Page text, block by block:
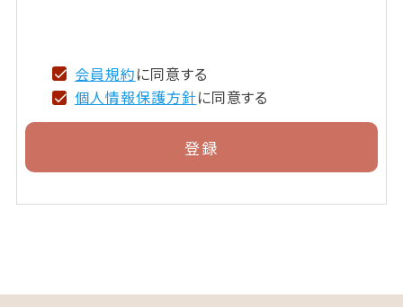
会員規約に同意する
個人情報保護方針に同意する
登録